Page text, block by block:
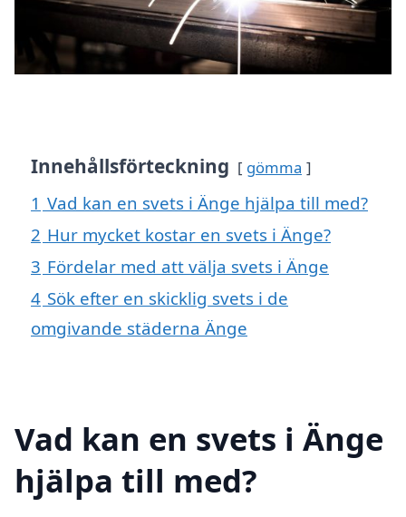
Innehållsförteckning gömma
1 Vad kan en svets i Änge hjälpa till med?
2 Hur mycket kostar en svets i Änge?
3 Fördelar med att välja svets i Änge
4 Sök efter en skicklig svets i de
omgivande städerna Änge
Vad kan en svets i Änge
hjälpa till med?